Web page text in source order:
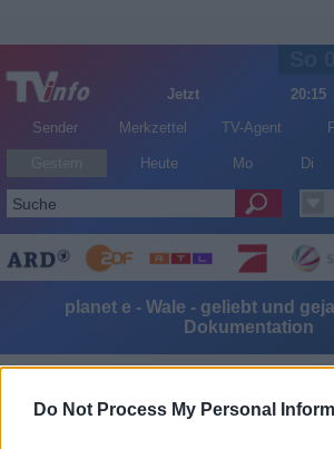
Do Not Process My Personal
Jetzt 20:15
Sender
Merkzettel TV-Agent
Heute Mo Di
planet e - Wale - geliebt und
Dokumentation